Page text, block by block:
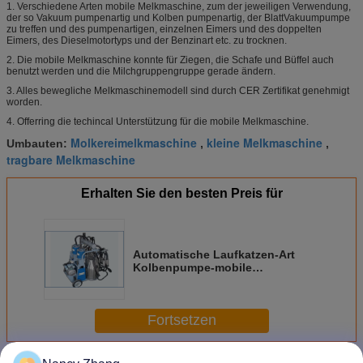
1. Verschiedene Arten mobile Melkmaschine, zum der jeweiligen Verwendung,
der so Vakuum pumpenartig und Kolben pumpenartig, der BlattVakuumpumpe
zu treffen und des pumpenartigen, einzelnen Eimers und des doppelten
Eimers, des Dieselmotortyps und der Benzinart etc. zu trocknen.
2. Die mobile Melkmaschine konnte für Ziegen, die Schafe und Büffel auch
benutzt werden und die Milchgruppengruppe gerade ändern.
3. Alles bewegliche Melkmaschinemodell sind durch CER Zertifikat genehmigt
worden.
4. Offerring die techincal Unterstützung für die mobile Melkmaschine.
Umbauten: Molkereimelkmaschine , kleine Melkmaschine ,
tragbare Melkmaschine
Erhalten Sie den besten Preis für
Automatische Laufkatzen-Art
Kolbenpumpe-mobile
Fortsetzen